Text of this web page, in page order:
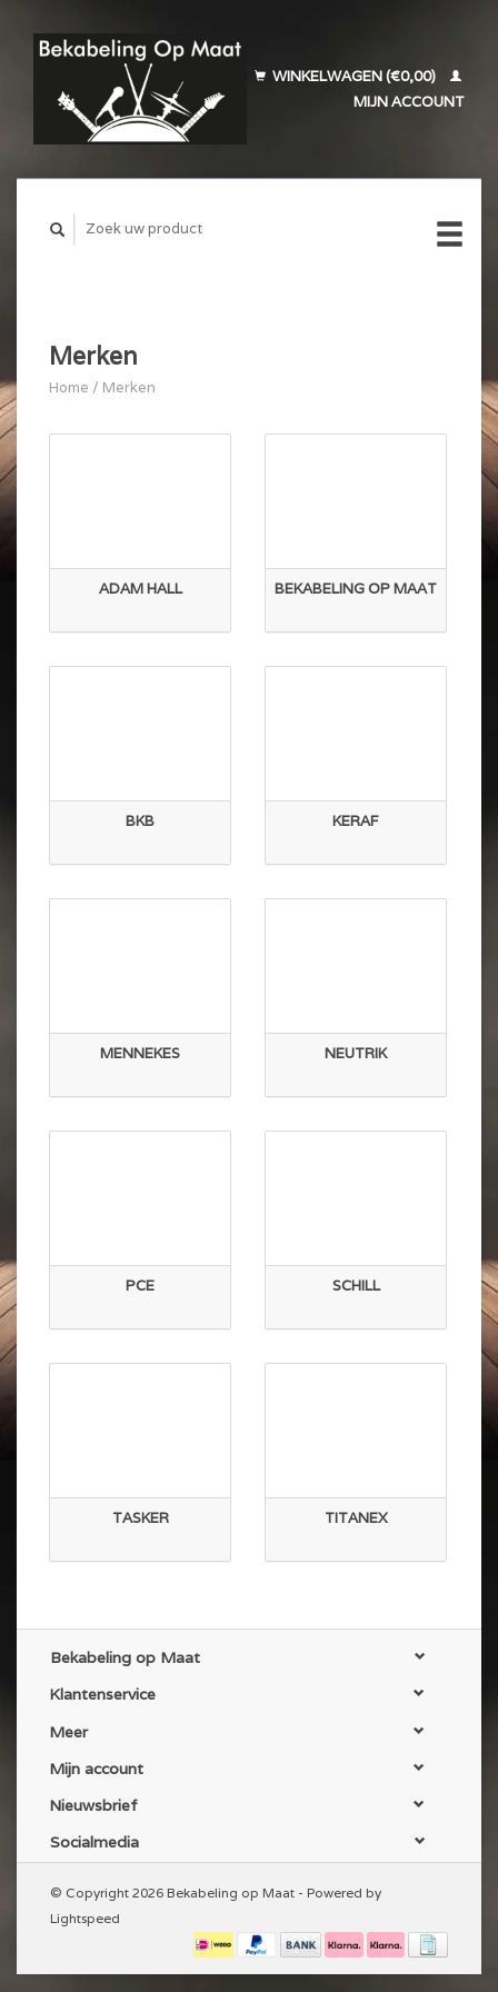
WINKELWAGEN (€0,00)
MIJN ACCOUNT
Merken
Home / Merken
ADAM HALL BEKABELING OP MAAT
BKB KERAF
MENNEKES NEUTRIK
PCE SCHILL
TASKER TITANEX
Bekabeling op Maat
Klantenservice
Meer
Mijn account
Nieuwsbrief
Socialmedia
© Copyright 2026 Bekabeling op Maat - Powered by
Lightspeed